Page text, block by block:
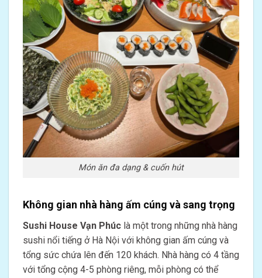
Món ăn đa dạng & cuốn hút
Không gian nhà hàng ấm cúng và sang trọng
Sushi House Vạn Phúc là một trong những nhà hàng
sushi nổi tiếng ở Hà Nội với không gian ấm cúng và
tổng sức chứa lên đến 120 khách. Nhà hàng có 4 tầng
với tổng cộng 4-5 phòng riêng, mỗi phòng có thể